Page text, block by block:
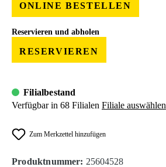
ONLINE BESTELLEN
Reservieren und abholen
RESERVIEREN
Filialbestand
Verfügbar in 68 Filialen Filiale auswählen
Zum Merkzettel hinzufügen
Produktnummer: 25604528